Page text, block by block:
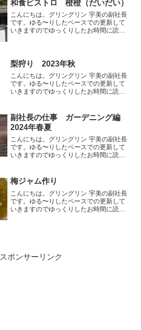
和食ビストロ 橙橙（だいだい）
こんにちは。グリングリン 宇美の副社長
です。ゆる〜りしたペースでの更新して
いきますのでゆっくりしたお時間に読ん
ろいろなメニューがあり...
梨狩り 2023年秋
こんにちは。グリングリン 宇美の副社長
です。ゆる〜りしたペースでの更新して
いきますのでゆっくりしたお時間に読ん
ひとつ「梨狩り」に行ってきました😊梨
園の方から『下に引っ張...
副社長の仕事 ガーデニング編
2024年春夏
こんにちは。グリングリン 宇美の副社長
です。ゆる〜りしたペースでの更新して
いきますのでゆっくりしたお時間に読ん
す。gringrin garden店頭を彩るプランタ
ーの花...
梅ジャム作り
こんにちは。グリングリン 宇美の副社長
です。ゆる〜りしたペースでの更新して
いきますのでゆっくりしたお時間に読ん
スポンサーリンク